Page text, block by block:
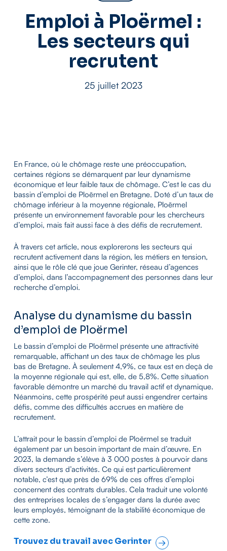
Emploi à Ploërmel :
Les secteurs qui
recrutent
25 juillet 2023
En France, où le chômage reste une préoccupation,
certaines régions se démarquent par leur dynamisme
économique et leur faible taux de chômage. C’est le cas du
bassin d’emploi de Ploërmel en Bretagne. Doté d’un taux de
chômage inférieur à la moyenne régionale, Ploërmel
présente un environnement favorable pour les chercheurs
d’emploi, mais fait aussi face à des défis de recrutement.
À travers cet article, nous explorerons les secteurs qui
recrutent activement dans la région, les métiers en tension,
ainsi que le rôle clé que joue Gerinter, réseau d’agences
d’emploi, dans l’accompagnement des personnes dans leur
recherche d’emploi.
Analyse du dynamisme du bassin
d’emploi de Ploërmel
Le bassin d’emploi de Ploërmel présente une attractivité
remarquable, affichant un des taux de chômage les plus
bas de Bretagne. À seulement 4,9%, ce taux est en deçà de
la moyenne régionale qui est, elle, de 5,8%. Cette situation
favorable démontre un marché du travail actif et dynamique.
Néanmoins, cette prospérité peut aussi engendrer certains
défis, comme des difficultés accrues en matière de
recrutement.
L’attrait pour le bassin d’emploi de Ploërmel se traduit
également par un besoin important de main d’œuvre. En
2023, la demande s’élève à 3 000 postes à pourvoir dans
divers secteurs d’activités. Ce qui est particulièrement
notable, c’est que près de 69% de ces offres d’emploi
concernent des contrats durables. Cela traduit une volonté
des entreprises locales de s’engager dans la durée avec
leurs employés, témoignant de la stabilité économique de
cette zone.
Trouvez du travail avec Gerinter